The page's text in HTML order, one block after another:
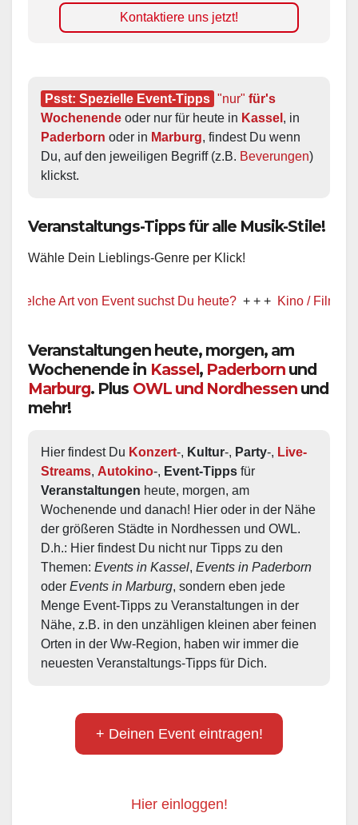
Kontaktiere uns jetzt!
Psst: Spezielle Event-Tipps "nur" für's
Wochenende oder nur für heute in Kassel
Paderborn oder in Marburg, findest Du wenn
Du, auf den jeweiligen Begriff (z.B. Beverungen)
klickst.
Veranstaltungs-Tipps für alle Musik-Stile!
Wähle Dein Lieblings-Genre per Klick!
Art von Event suchst Du heute? + + + Kino / Film + + +
Veranstaltungen heute, morgen, am
Wochenende in Kassel, Paderborn und
Marburg. Plus OWL und Nordhessen und
mehr!
Hier findest Du Konzert-, Kultur-, Party-, Live-
Streams, Autokino-, Event-Tipps
Veranstaltungen heute, morgen, am
Wochenende und danach! Hier oder in der Nähe
der größeren Städte in Nordhessen und OWL.
D.h.: Hier findest Du nicht nur Tipps zu den
Themen: Events in Kassel, Events in Paderborn
oder Events in Marburg, sondern eben jede
Menge Event-Tipps zu Veranstaltungen in der
Nähe, z.B. in den unzähligen kleinen aber feinen
Orten in der Ww-Region, haben wir immer die
neuesten Veranstaltungs-Tipps für Dich.
+ Deinen Event eintragen!
Hier einloggen!